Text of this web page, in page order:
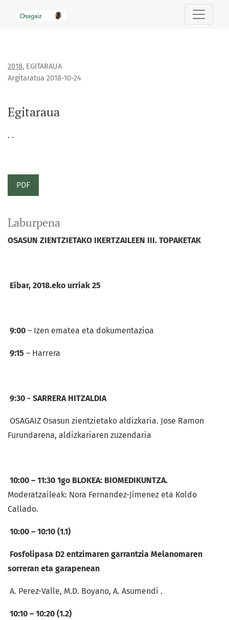
2018, EGITARAUA
Egitaraua
Argitaratua 2018-10-24
. .
PDF
Laburpena
OSASUN ZIENTZIETAKO IKERTZAILEEN III. TOPAKETAK
Eibar, 2018.eko urriak 25
9:00 – Izen ematea eta dokumentazioa
9:15 – Harrera
9:30 - SARRERA HITZALDIA
OSAGAIZ Osasun zientzietako aldizkaria. Jose Ramon
Furundarena, aldizkariaren zuzendaria
10:00 – 11:30 1go BLOKEA: BIOMEDIKUNTZA.
Moderatzaileak: Nora Fernandez-Jimenez eta Koldo
Callado.
10:00 – 10:10 (1.1)
Fosfolipasa D2 entzimaren garrantzia Melanomaren
sorreran eta garapenean
A. Perez-Valle, M.D. Boyano, A. Asumendi .
10:10 – 10:20 (1.2)